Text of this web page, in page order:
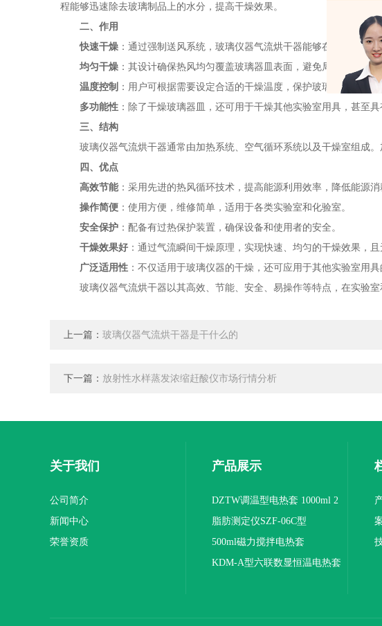
程能够迅速除去玻璃制品上的水分，提高干燥效果。
二、作用
快速干燥 ：通过强制送风系统，玻璃仪器气流烘干器能够在短时间内
均匀干燥 ：其设计确保热风均匀覆盖玻璃器皿表面，避免局部过热或过
温度控制 ：用户可根据需要设定合适的干燥温度，保护玻璃器皿不受过
多功能性 ：除了干燥玻璃器皿，还可用于干燥其他实验室用具，甚至具
三、结构
玻璃仪器气流烘干器通常由加热系统、空气循环系统以及干燥室组成。
四、优点
高效节能：采用先进的热风循环技术，提高能源利用效率，降低能源消
操作简便 ：使用方便，维修简单，适用于各类实验室和化验室。
安全保护 ：配备有过热保护装置，确保设备和使用者的安全。
干燥效果好 ：通过气流瞬间干燥原理，实现快速、均匀的干燥效果，且
广泛适用性 ：不仅适用于玻璃仪器的干燥，还可应用于其他实验室用具
玻璃仪器气流烘干器以其高效、节能、安全、易操作等特点，在实验室
上一篇： 玻璃仪器气流烘干器是干什么的
下一篇： 放射性水样蒸发浓缩赶酸仪市场行情分析
关于我们
公司简介
新闻中心
荣誉资质
产品展示
DZTW调温型电热套 1000ml 2
联
脂肪测定仪SZF-06C型
500ml磁力搅拌电热套
KDM-A型六联数显恒温电热套